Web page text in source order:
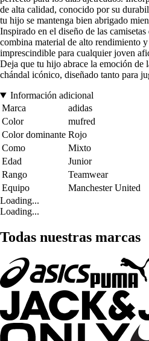
de alta calidad, conocido por su
tu hijo se mantenga bien abrigado
Inspirado en el diseño de las
combina material de alto rendimiento
imprescindible para cualquier joven
Deja que tu hijo abrace la emoción de
chándal icónico, diseñado tanto para
Información adicional
Marca
adidas
Color
mufred
Color dominante Rojo
Como
Mixto
Edad
Junior
Rango
Teamwear
Equipo
Manchester United
Loading...
Loading...
Todas nuestras marcas